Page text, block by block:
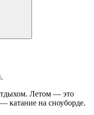
Летом — это
катание на сноуборде.